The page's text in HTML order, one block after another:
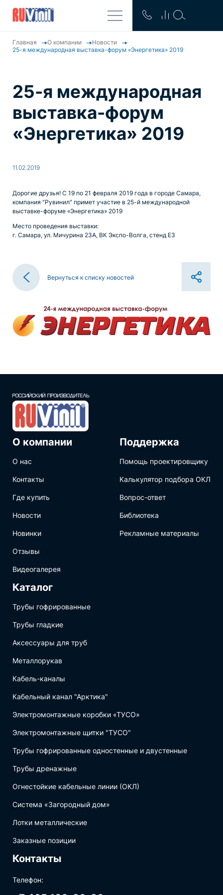
Главная О компании
Новости
25-я международная выставка-форум «Энергетика» 2019
25-я международная
выставка-форум
«Энергетика» 2019
11.02.2019
Дорогие друзья! С 19 по 21 февраля 2019 года в городе Самара,
компания "Рувинил" примет участие в 25-й международной
выставке-форуме «Энергетика» 2019
Место проведения выставки:
г. Самара, ул. Мичурина 23А, ВК Экспо-Волга, стенд Е3
Вернуться к списку новостей
О компании
О нас
Контакты
Где купить
Новости
Новинки
Отзывы
Видеогалерея
Поддержка
Помощь проектировщику
Калькулятор подбора ОКЛ
Вопрос-ответ
Библиотека
Рекламные материалы
Каталог
Трубы гофрированные
Трубы гладкие
Аксессуары для труб
Металлорукав
Кабель-каналы
Кабельный канал "Арктика"
Электромонтажные коробки «ТУСО»
Электромонтажные щитки "ТУСО"
Трубы гофрированные одностенные и двустенные
Трубы дренажные
Огнестойкие кабельные линии (ОКЛ)
Система «Загородный дом»
Лотки металлические
Заказные позиции
Контакты
Телефон: